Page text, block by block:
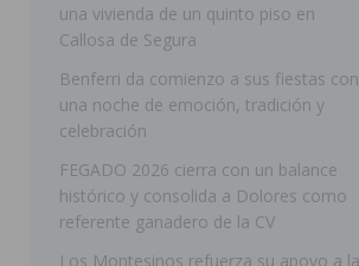
ALMORADÍ
Educación
[ 07/08/2026 ] La Policía
TORREVIEJA
una vivienda de un quinto piso en
Callosa de Segura
Benferri da comienzo a sus fiestas con
una noche de emoción, tradición y
celebración
FEGADO 2026 cierra con un balance
histórico y consolida a Dolores como
referente ganadero de la CV
Los Montesinos refuerza su apoyo a la